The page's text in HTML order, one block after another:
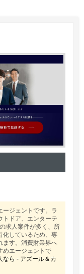
ージェントです。ラ
トドア、エンターテ
求人案件が多く、所
化しているため、専
ます。消費財業界へ
めエージェントで
なら - アズール＆カ